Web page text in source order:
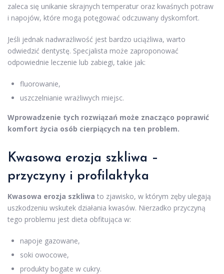
zaleca się unikanie skrajnych temperatur oraz kwaśnych potraw
i napojów, które mogą potęgować odczuwany dyskomfort.
Jeśli jednak nadwrażliwość jest bardzo uciążliwa, warto
odwiedzić dentystę. Specjalista może zaproponować
odpowiednie leczenie lub zabiegi, takie jak:
fluorowanie,
uszczelnianie wrażliwych miejsc.
Wprowadzenie tych rozwiązań może znacząco poprawić
komfort życia osób cierpiących na ten problem.
Kwasowa erozja szkliwa –
przyczyny i profilaktyka
Kwasowa erozja szkliwa to zjawisko, w którym zęby ulegają
uszkodzeniu wskutek działania kwasów. Nierzadko przyczyną
tego problemu jest dieta obfitująca w:
napoje gazowane,
soki owocowe,
produkty bogate w cukry.